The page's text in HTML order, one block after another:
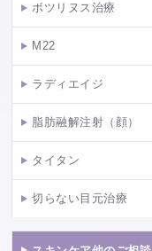
ボツリヌス治療
M22
ラディエイジ
脂肪融解注射（顔）
タイタン
切らない目元治療